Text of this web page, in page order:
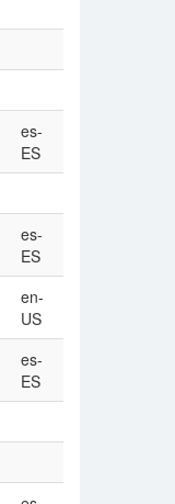
es-
ES
es-
ES
en-
US
es-
ES